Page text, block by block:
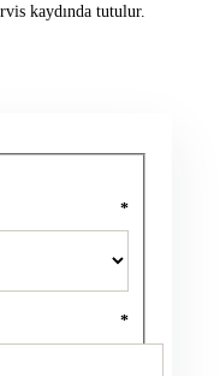
kaydında tutulur.
*
*